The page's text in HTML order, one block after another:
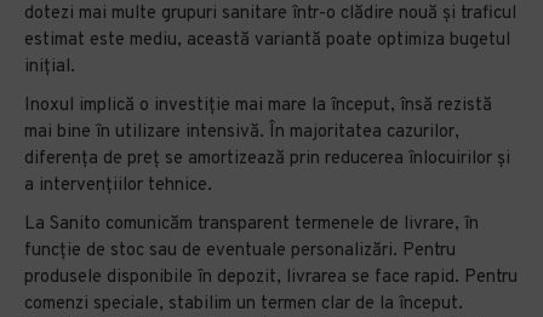
dotezi mai multe grupuri sanitare într-o clădire nouă și traficul
estimat este mediu, această variantă poate optimiza bugetul
inițial.
Inoxul implică o investiție mai mare la început, însă rezistă
mai bine în utilizare intensivă. În majoritatea cazurilor,
diferența de preț se amortizează prin reducerea înlocuirilor și
a intervențiilor tehnice.
La Sanito comunicăm transparent termenele de livrare, în
funcție de stoc sau de eventuale personalizări. Pentru
produsele disponibile în depozit, livrarea se face rapid. Pentru
comenzi speciale, stabilim un termen clar de la început.